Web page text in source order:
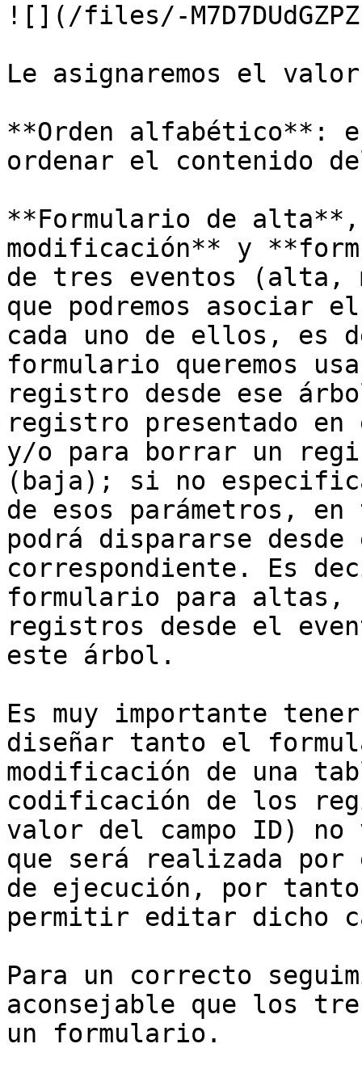
![](/files/-
Le asignaremos el
**Orden alfabético**:
ordenar el contenido
**Formulario de
modificación** y
de tres eventos (alta,
que podremos
cada uno de ellos, es
formulario queremos
registro desde ese
registro presentado
y/o para borrar un
(baja); si no
de esos parámetros,
podrá dispararse
correspondiente. Es
formulario para altas,
registros desde el
este árbol.
Es muy importante
diseñar tanto el
modificación de una
codificación de los
valor del campo ID)
que será realizada
de ejecución, por
permitir editar dicho
Para un correcto
aconsejable que los
un formulario.